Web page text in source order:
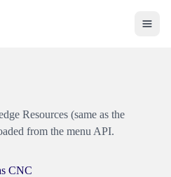
Toggle
Resources (same as the
from the menu API.
CNC